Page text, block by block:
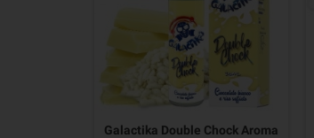
Galactika Double Chock Aroma